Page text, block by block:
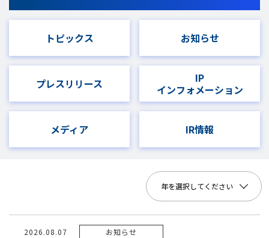
トピックス お知らせ
プレスリリース
IP
インフォメーション
メディア IR情報
年を選択してください
2026.08.07 お知らせ